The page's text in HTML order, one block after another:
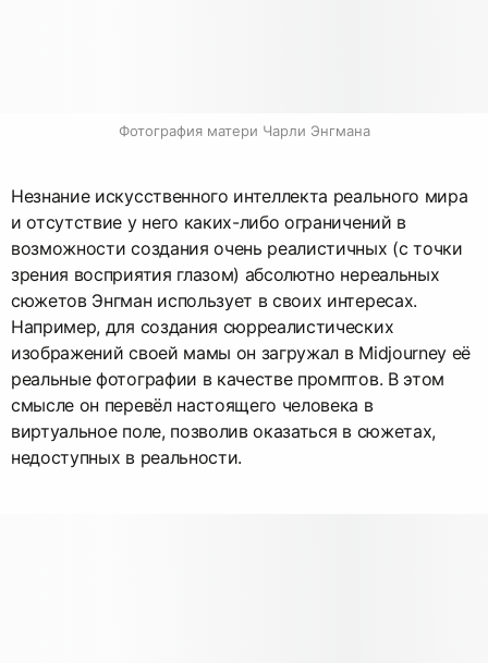
Фотография матери Чарли Энгмана
Незнание искусственного интеллекта реального мира
и отсутствие у него каких-либо ограничений в
возможности создания очень реалистичных (с точки
зрения восприятия глазом) абсолютно нереальных
сюжетов Энгман использует в своих интересах.
Например, для создания сюрреалистических
изображений своей мамы он загружал в Midjourney её
реальные фотографии в качестве промптов. В этом
смысле он перевёл настоящего человека в
виртуальное поле, позволив оказаться в сюжетах,
недоступных в реальности.